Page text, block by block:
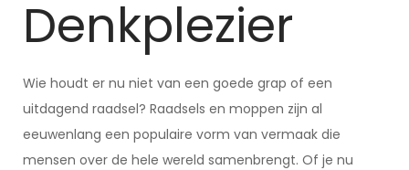
Denkplezier
Wie houdt er nu niet van een goede grap of een
uitdagend raadsel? Raadsels en moppen zijn al
eeuwenlang een populaire vorm van vermaak die
mensen over de hele wereld samenbrengt. Of je nu